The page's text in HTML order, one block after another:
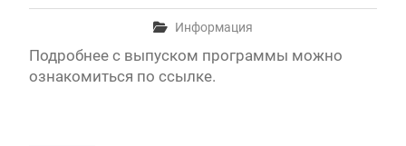
Информация
Подробнее с выпуском программы можно
ознакомиться по ссылке.